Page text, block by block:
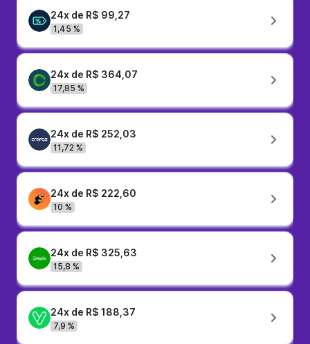
24x de R$ 99,27
1,45 %
24x de R$ 364,07
17,85 %
24x de R$ 252,03
11,72 %
24x de R$ 222,60
10 %
24x de R$ 325,63
15,8 %
24x de R$ 188,37
7,9 %